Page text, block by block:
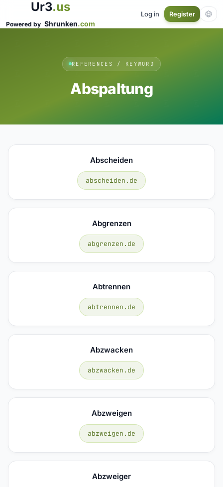
Ur3.us
Powered by Shrunken.com
Log in Register
REFERENCES / KEYWORD
Abspaltung
Abscheiden
abscheiden.de
Abgrenzen
abgrenzen.de
Abtrennen
abtrennen.de
Abzwacken
abzwacken.de
Abzweigen
abzweigen.de
Abzweiger